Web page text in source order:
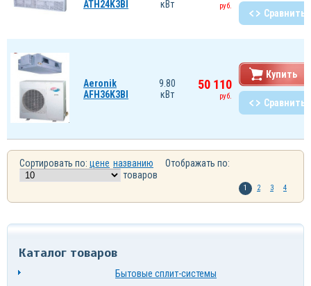
ATH24K3BI
кВт
руб.
Сравнить
Aeronik
AFH36K3BI
9.80
кВт
50 110
руб.
Купить
Сравнить
Сортировать по: цене названию
Отображать по:
товаров
1 2 3 4
Каталог товаров
Бытовые сплит-системы